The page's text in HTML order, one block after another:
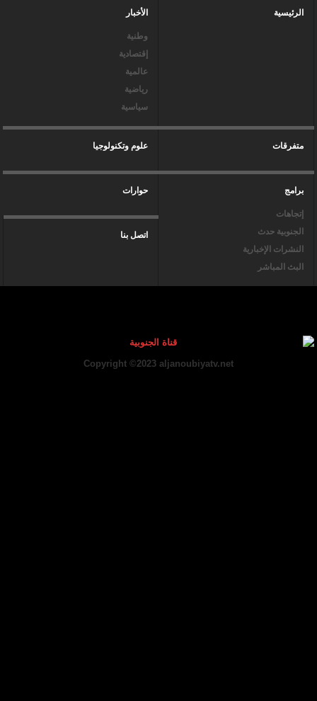
الرئيسية الأخبار
وطنية
إقتصادية
عالمية
رياضية
سياسية
متفرقات علوم وتكنولوجيا
برامج
إتجاهات
الجنوبية حدث
النشرات الإخبارية
البث المباشر
حوارات
اتصل بنا
Copyright ©2023 aljanoubiyatv.net